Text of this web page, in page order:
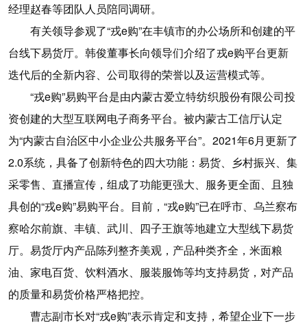
经理赵春等团队人员陪同调研。
有关领导参观了“戎e购”在丰镇市的办公场所和创建的平
台线下易货厅。韩俊董事长向领导们介绍了戎e购平台更新
迭代后的全新内容、公司取得的荣誉以及运营模式等。
“戎e购”易购平台是由内蒙古爱立特纺织股份有限公司投
资创建的大型互联网电子商务平台。被内蒙古工信厅认定
为“内蒙古自治区中小企业公共服务平台”。2021年6月更新了
2.0系统，具备了创新特色的四大功能：易货、乡村振兴、集
采零售、直播宣传，组成了功能更强大、服务更全面、且独
具创的“戎e购”易购平台。目前，“戎e购”已在呼市、乌兰察布
察哈尔前旗、丰镇、武川、四子王旗等地建立大型线下易货
厅。易货厅内产品陈列整齐美观，产品种类齐全，米面粮
油、家电百货、饮料酒水、服装服饰等均支持易货，对产品
的质量和易货价格严格把控。
曹志副市长对“戎e购”表示肯定和支持，希望企业下一步